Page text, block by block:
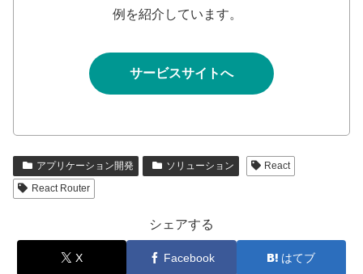
例を紹介しています。
サービスサイトへ
アプリケーション開発 ソリューション
React
React Router
シェアする
X Facebook はてブ